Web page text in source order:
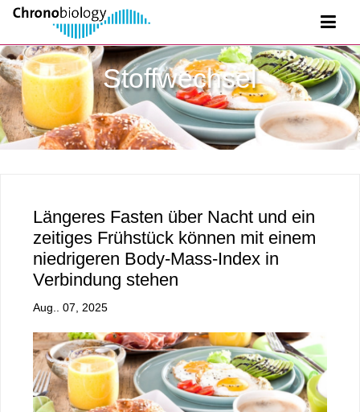
Stoffwechsel
Längeres Fasten über Nacht und ein
zeitiges Frühstück können mit einem
niedrigeren Body-Mass-Index in
Verbindung stehen
Aug.. 07, 2025